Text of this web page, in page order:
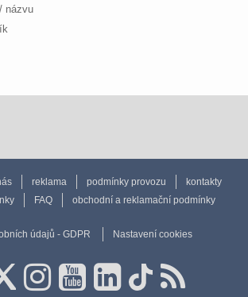
názvu
reklama podmínky provozu
kontakty
FAQ obchodní a reklamační podmínky
údajů - GDPR Nastavení cookies